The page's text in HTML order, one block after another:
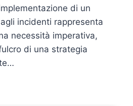
di un
incidenti rappresenta
necessità imperativa,
di una strategia